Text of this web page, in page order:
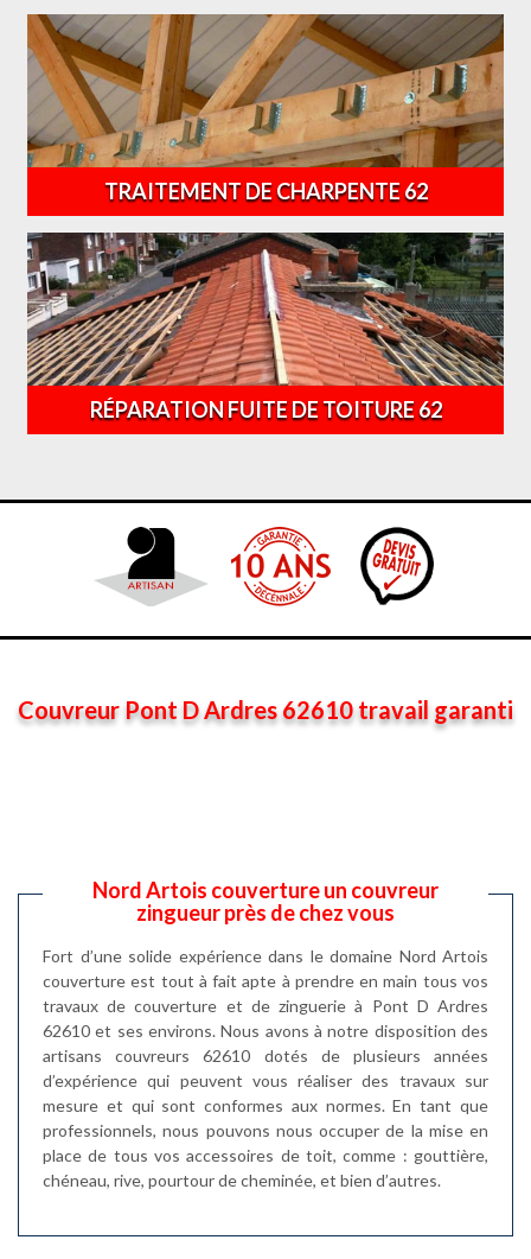
TRAITEMENT DE CHARPENTE 62
RÉPARATION FUITE DE TOITURE 62
Couvreur Pont D Ardres 62610 travail garanti
Nord Artois couverture un couvreur
zingueur près de chez vous
Fort d’une solide expérience dans le domaine Nord Artois
couverture est tout à fait apte à prendre en main tous vos
travaux de couverture et de zinguerie à Pont D Ardres
62610 et ses environs. Nous avons à notre disposition des
artisans couvreurs 62610 dotés de plusieurs années
d’expérience qui peuvent vous réaliser des travaux sur
mesure et qui sont conformes aux normes. En tant que
professionnels, nous pouvons nous occuper de la mise en
place de tous vos accessoires de toit, comme : gouttière,
chéneau, rive, pourtour de cheminée, et bien d’autres.